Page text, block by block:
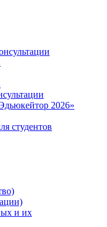
2026»
студентов
и их